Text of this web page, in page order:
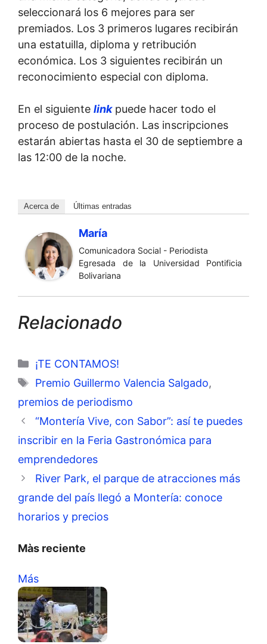
seleccionará los 6 mejores para ser
premiados. Los 3 primeros lugares recibirán
una estatuilla, diploma y retribución
económica. Los 3 siguientes recibirán un
reconocimiento especial con diploma.
En el siguiente linkpuede hacer todo el
proceso de postulación. Las inscripciones
estarán abiertas hasta el 30 de septiembre a
las 12:00 de la noche.
Acerca de Últimas entradas
María
Comunicadora Social - Periodista
Egresada de la Universidad Pontificia
Bolivariana
Relacionado
Categorías
¡TE CONTAMOS!
Etiquetas
Premio Guillermo Valencia Salgado,
premios de periodismo
“Montería Vive, con Sabor”: así te puedes
inscribir en la Feria Gastronómica para
emprendedores
River Park, el parque de atracciones más
grande del país llegó a Montería: conoce
horarios y precios
Màs reciente
Más